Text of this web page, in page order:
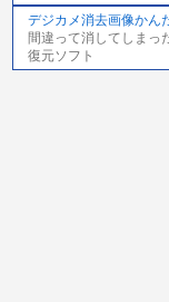
デジカメ消去画像か
間違って消してしまっ
復元ソフト